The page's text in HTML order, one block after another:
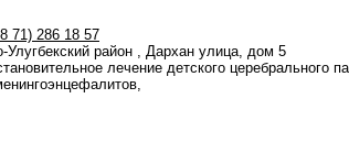
71) 286 18 57
Улугбекский район , Дархан улица, дом 5
лечение детского церебрального